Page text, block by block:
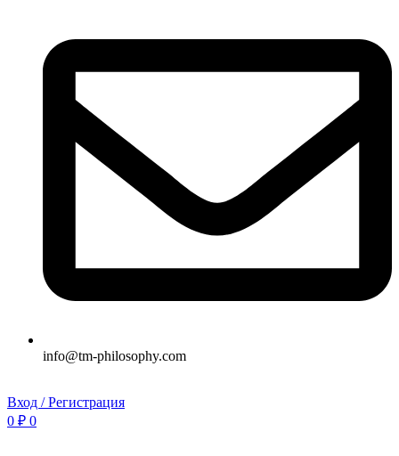
info@tm-philosophy.com
Вход / Регистрация
0 ₽ 0